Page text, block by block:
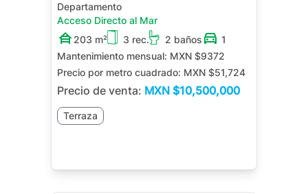
Departamento
Acceso Directo al Mar
203 m²
3 rec. 2 baños
1
Mantenimiento mensual: MXN $9372
Precio por metro cuadrado: MXN $51,724
Precio de venta: MXN $10,500,000
Terraza